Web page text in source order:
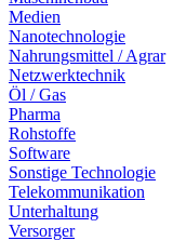
Medien
Nanotechnologie
Nahrungsmittel / Agrar
Netzwerktechnik
Öl / Gas
Pharma
Rohstoffe
Software
Sonstige Technologie
Telekommunikation
Unterhaltung
Versorger